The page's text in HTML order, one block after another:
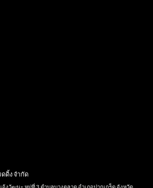
ดดิ้ง จำกัด
งวัฒนะ หมู่ที่ 3 ตำบลบางตลาด อำเภอปากเกร็ด จังหวัด